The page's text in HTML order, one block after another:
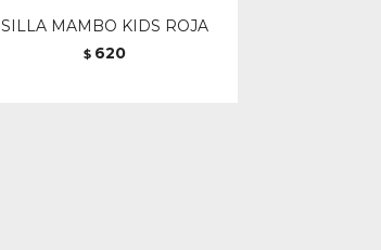
SILLA MAMBO KIDS ROJA
$ 620